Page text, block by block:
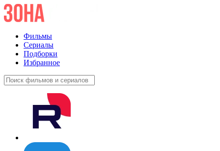
Фильмы
Сериалы
Подборки
Избранное